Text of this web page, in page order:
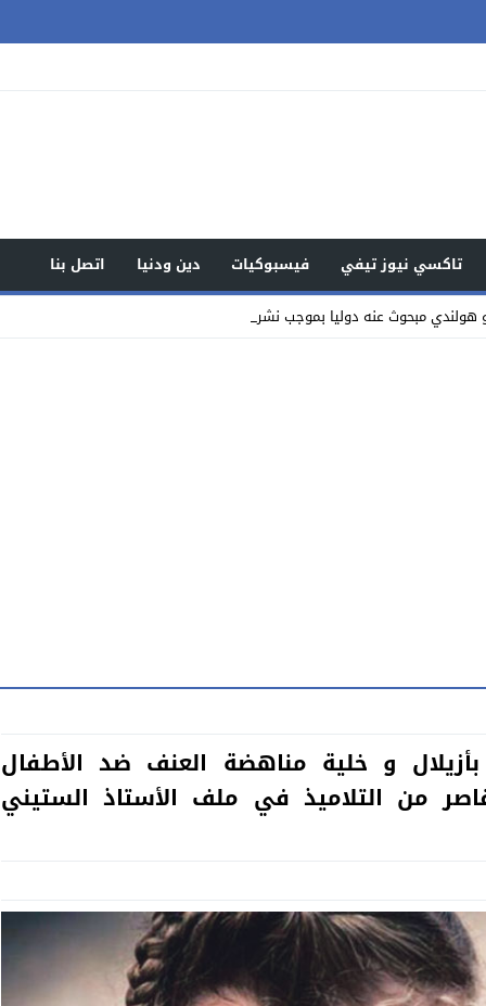
تاكسي نيوز تيفي فيسبوكيات دين ودنيا
اتصل بنا
مبحوث عنه دوليا بموجب نشرة حمراء في قضا_
و خلية مناهضة العنف ضد الأطفال
ل 16 ضحية قاصر من التلاميذ في ملف الأستاذ الستيني